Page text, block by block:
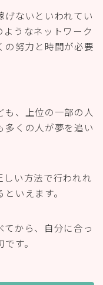
げないといわれてい
うなネットワーク
の努力と時間が必要
、上位の一部の人
多くの人が夢を追い
い方法で行われれ
いえます。
から、自分に合っ
す。